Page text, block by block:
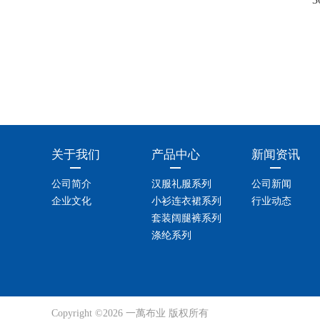
关于我们
公司简介
企业文化
产品中心
汉服礼服系列
小衫连衣裙系列
套装阔腿裤系列
涤纶系列
新闻资讯
公司新闻
行业动态
Copyright ©2026 一萬布业 版权所有